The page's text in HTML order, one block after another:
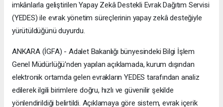
imkânlarla geliştirilen Yapay Zekâ Destekli Evrak Dağıtım Servisi
(YEDES) ile evrak yönetim süreçlerinin yapay zekâ desteğiyle
yürütüldüğünü duyurdu.
ANKARA (İGFA) - Adalet Bakanlığı bünyesindeki Bilgi İşlem
Genel Müdürlüğü'nden yapılan açıklamada, kurum dışından
elektronik ortamda gelen evrakların YEDES tarafından analiz
edilerek ilgili birimlere doğru, hızlı ve güvenilir şekilde
yönlendirildiği belirtildi. Açıklamaya göre sistem, evrak içerik